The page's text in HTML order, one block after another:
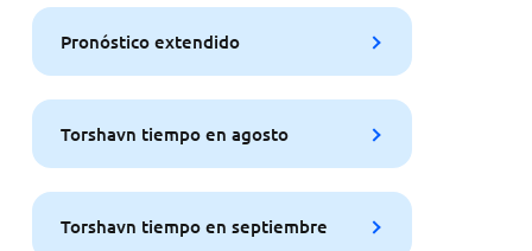
Pronóstico extendido
Torshavn tiempo en agosto
Torshavn tiempo en septiembre